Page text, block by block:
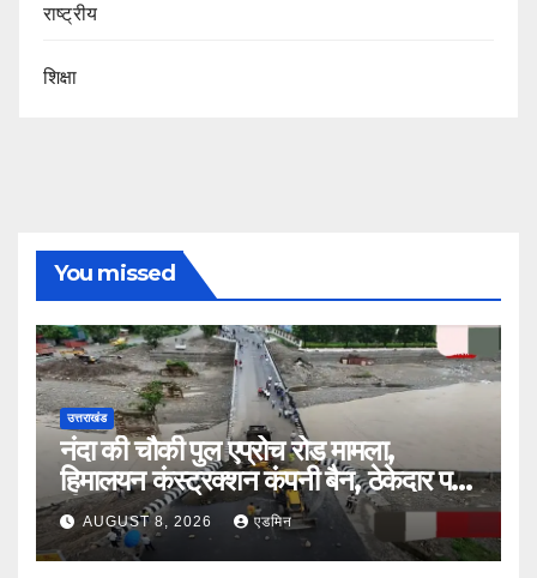
राष्ट्रीय
शिक्षा
You missed
उत्तराखंड
नंदा की चौकी पुल एप्रोच रोड मामला,
हिमालयन कंस्ट्रक्शन कंपनी बैन, ठेकेदार पर
भी एक्शन
AUGUST 8, 2026 एडमिन